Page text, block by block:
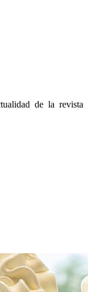
de la revista